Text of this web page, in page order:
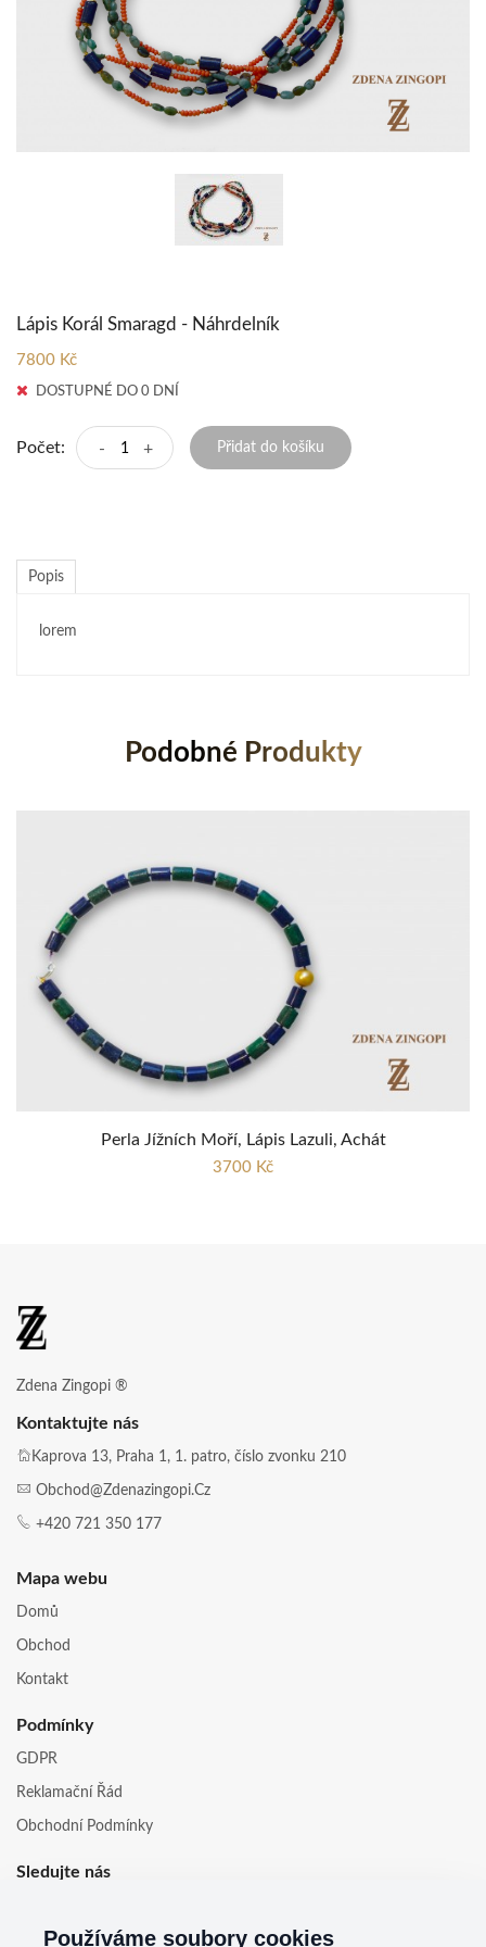
Lápis Korál Smaragd - Náhrdelník
7800 Kč
DOSTUPNÉ DO 0 DNÍ
Počet: - + Přidat do košíku
Popis
lorem
Podobné Produkty
Perla Jížních Moří, Lápis Lazuli, Achát
3700 Kč
Zdena Zingopi ®
Kontaktujte nás
Kaprova 13, Praha 1, 1. patro, číslo zvonku 210
Obchod@zdenazingopi.cz
+420 721 350 177
Mapa webu
Domů
Obchod
Kontakt
Podmínky
GDPR
Reklamační Řád
Obchodní Podmínky
Sledujte nás
Používáme soubory cookies